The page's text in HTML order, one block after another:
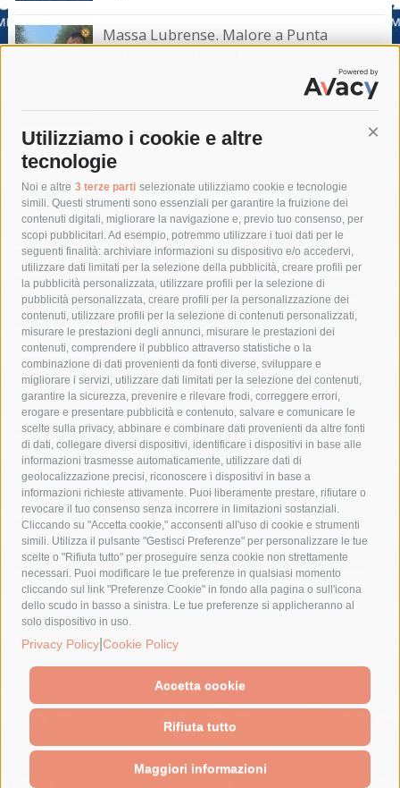
Utilizziamo i cookie e altre
tecnologie
Noi e altre 3 terze parti selezionate utilizziamo cookie e tecnologie
simili. Questi strumenti sono essenziali per garantire la fruizione dei
contenuti digitali, migliorare la navigazione e, previo tuo consenso, per
scopi pubblicitari. Ad esempio, potremmo utilizzare i tuoi dati per le
seguenti finalità: archiviare informazioni su dispositivo e/o accedervi,
utilizzare dati limitati per la selezione della pubblicità, creare profili per
la pubblicità personalizzata, utilizzare profili per la selezione di
pubblicità personalizzata, creare profili per la personalizzazione dei
contenuti, utilizzare profili per la selezione di contenuti personalizzati,
misurare le prestazioni degli annunci, misurare le prestazioni dei
contenuti, comprendere il pubblico attraverso statistiche o la
combinazione di dati provenienti da fonti diverse, sviluppare e
migliorare i servizi, utilizzare dati limitati per la selezione dei contenuti,
garantire la sicurezza, prevenire e rilevare frodi, correggere errori,
erogare e presentare pubblicità e contenuto, salvare e comunicare le
scelte sulla privacy, abbinare e combinare dati provenienti da altre fonti
di dati, collegare diversi dispositivi, identificare i dispositivi in base alle
informazioni trasmesse automaticamente, utilizzare dati di
geolocalizzazione precisi, riconoscere i dispositivi in base a
informazioni richieste attivamente. Puoi liberamente prestare, rifiutare o
revocare il tuo consenso senza incorrere in limitazioni sostanziali.
Cliccando su "Accetta cookie," acconsenti all'uso di cookie e strumenti
simili. Utilizza il pulsante "Gestisci Preferenze" per personalizzare le tue
scelte o "Rifiuta tutto" per proseguire senza cookie non strettamente
necessari. Puoi modificare le tue preferenze in qualsiasi momento
cliccando sul link "Preferenze Cookie" in fondo alla pagina o sull'icona
dello scudo in basso a sinistra. Le tue preferenze si applicheranno al
solo dispositivo in uso.
Privacy Policy Cookie Policy
Accetta cookie
Rifiuta tutto
Maggiori informazioni
Massa Lubrense. Malore a Punta
Campanella, turista soccorsa
Tag
acqua allerta meteo
anas
area marina protetta di punta campanella
arresto
Asl Napoli 3 sud
capitaneria di porto capri
carabinieri
castellammare di stabia
circumvesuviana
comune di sorrento
concerto
contagi
costiera amalfitana
covid-19 eav
elezioni
fondazione sorrento
gori guardia costiera
incidente
lavori
lorenzo balducelli mare
massa lubrense
massimo coppola
Meta napoli
ordinanza
penisola sorrentina
piano di sorrento
polizia municipale
protezione civile
Regione Campania
sant'agnello
sindaco cuomo
sorrento studenti temporali
treni
turismo
Vico Equense villa fiorentino vincenzo de luca
© 2015 SorrentoPress. All rights reserved.
Il giornale online della Penisola Sorrentina
Cookie Policy